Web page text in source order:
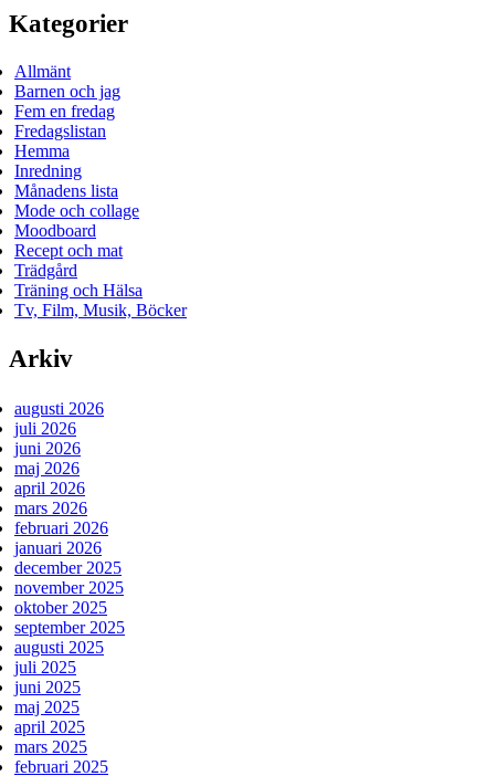
Kategorier
Allmänt
Barnen och jag
Fem en fredag
Fredagslistan
Hemma
Inredning
Månadens lista
Mode och collage
Moodboard
Recept och mat
Trädgård
Träning och Hälsa
Tv, Film, Musik, Böcker
Arkiv
augusti 2026
juli 2026
juni 2026
maj 2026
april 2026
mars 2026
februari 2026
januari 2026
december 2025
november 2025
oktober 2025
september 2025
augusti 2025
juli 2025
juni 2025
maj 2025
april 2025
mars 2025
februari 2025